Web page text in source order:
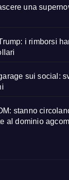
una
i rimborsi
sui social:
stanno
al dominio